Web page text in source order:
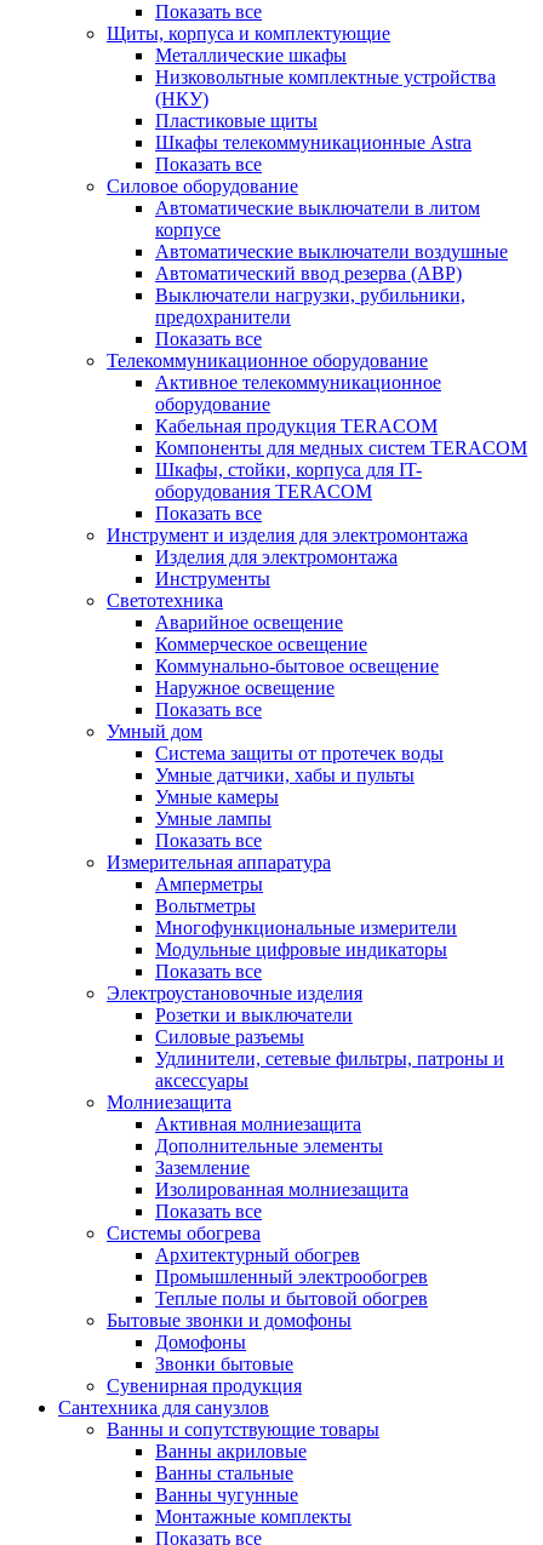
Показать все
Щиты, корпуса и комплектующие
Металлические шкафы
Низковольтные комплектные устройства
(НКУ)
Пластиковые щиты
Шкафы телекоммуникационные Astra
Показать все
Силовое оборудование
Автоматические выключатели в литом
корпусе
Автоматические выключатели воздушные
Автоматический ввод резерва (АВР)
Выключатели нагрузки, рубильники,
предохранители
Показать все
Телекоммуникационное оборудование
Активное телекоммуникационное
оборудование
Кабельная продукция TERACOM
Компоненты для медных систем TERACOM
Шкафы, стойки, корпуса для IT-
оборудования TERACOM
Показать все
Инструмент и изделия для электромонтажа
Изделия для электромонтажа
Инструменты
Светотехника
Аварийное освещение
Коммерческое освещение
Коммунально-бытовое освещение
Наружное освещение
Показать все
Умный дом
Система защиты от протечек воды
Умные датчики, хабы и пульты
Умные камеры
Умные лампы
Показать все
Измерительная аппаратура
Амперметры
Вольтметры
Многофункциональные измерители
Модульные цифровые индикаторы
Показать все
Электроустановочные изделия
Розетки и выключатели
Силовые разъемы
Удлинители, сетевые фильтры, патроны и
аксессуары
Молниезащита
Активная молниезащита
Дополнительные элементы
Заземление
Изолированная молниезащита
Показать все
Системы обогрева
Архитектурный обогрев
Промышленный электрообогрев
Теплые полы и бытовой обогрев
Бытовые звонки и домофоны
Домофоны
Звонки бытовые
Сувенирная продукция
Сантехника для санузлов
Ванны и сопутствующие товары
Ванны акриловые
Ванны стальные
Ванны чугунные
Монтажные комплекты
Показать все